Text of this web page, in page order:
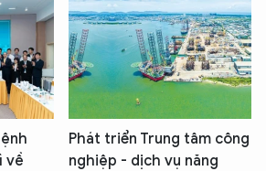
về
Phát triển Trung tâm công
nghiệp - dịch vụ năng